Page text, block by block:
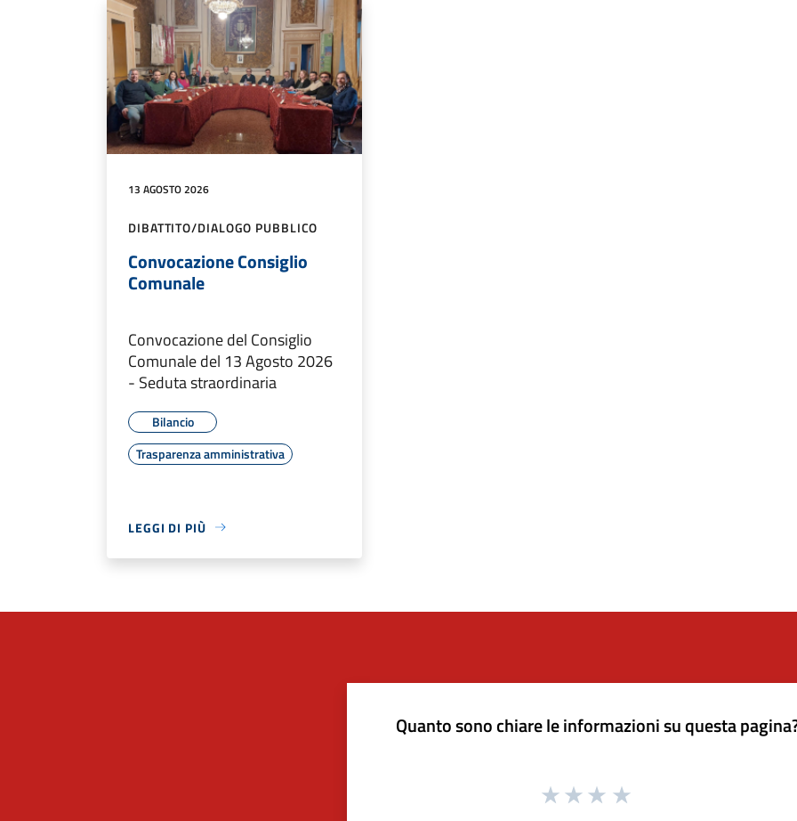
13 AGOSTO 2026
DIBATTITO/DIALOGO PUBBLICO
Convocazione Consiglio
Comunale
Convocazione del Consiglio
Comunale del 13 Agosto 2026
- Seduta straordinaria
Bilancio
Trasparenza amministrativa
LEGGI DI PIÙ
Quanto sono chiare le informazioni su questa